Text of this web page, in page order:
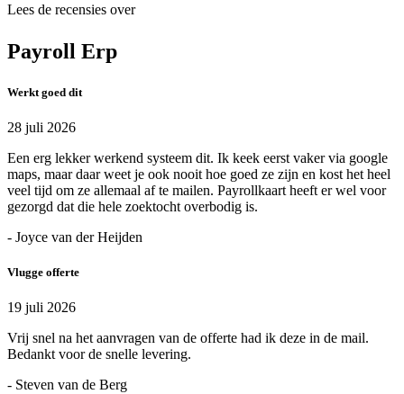
Lees de recensies over
Payroll Erp
Werkt goed dit
28 juli 2026
Een erg lekker werkend systeem dit. Ik keek eerst vaker via google
maps, maar daar weet je ook nooit hoe goed ze zijn en kost het heel
veel tijd om ze allemaal af te mailen. Payrollkaart heeft er wel voor
gezorgd dat die hele zoektocht overbodig is.
- Joyce van der Heijden
Vlugge offerte
19 juli 2026
Vrij snel na het aanvragen van de offerte had ik deze in de mail.
Bedankt voor de snelle levering.
- Steven van de Berg